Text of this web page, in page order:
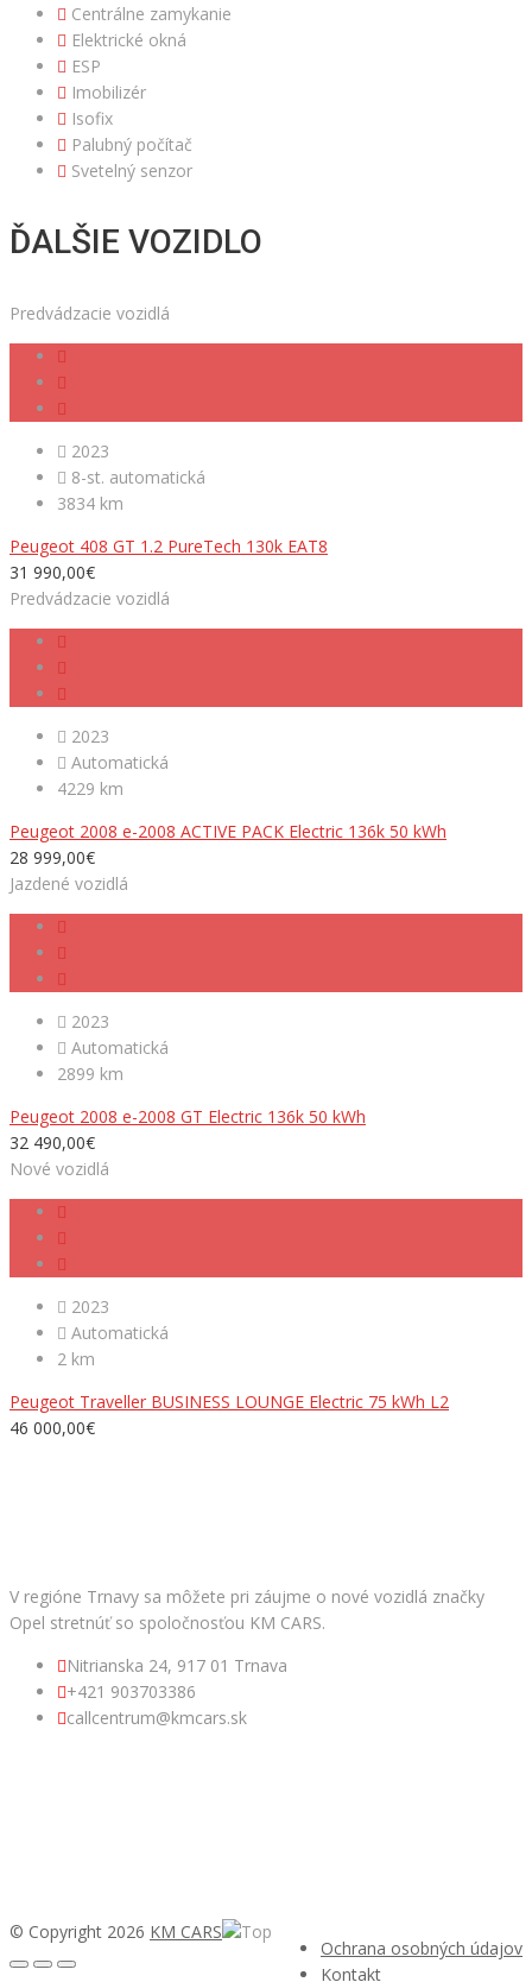
Centrálne zamykanie
Elektrické okná
ESP
Imobilizér
Isofix
Palubný počítač
Svetelný senzor
ĎALŠIE VOZIDLO
Predvádzacie vozidlá
2023
8-st. automatická
3834 km
Peugeot 408 GT 1.2 PureTech 130k EAT8
31 990,00€
Predvádzacie vozidlá
2023
Automatická
4229 km
Peugeot 2008 e-2008 ACTIVE PACK Electric 136k 50 kWh
28 999,00€
Jazdené vozidlá
2023
Automatická
2899 km
Peugeot 2008 e-2008 GT Electric 136k 50 kWh
32 490,00€
Nové vozidlá
2023
Automatická
2 km
Peugeot Traveller BUSINESS LOUNGE Electric 75 kWh L2
46 000,00€
V regióne Trnavy sa môžete pri záujme o nové vozidlá značky
Opel stretnúť so spoločnosťou KM CARS.
Nitrianska 24, 917 01 Trnava
+421 903703386
callcentrum@kmcars.sk
© Copyright 2026 KM CARS
Ochrana osobných údajov
Kontakt